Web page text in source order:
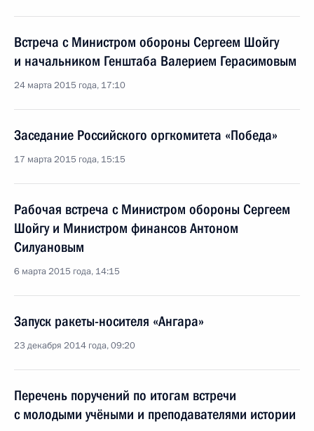
Встреча с Министром обороны Сергеем Шойгу
и начальником Генштаба Валерием Герасимовым
24 марта 2015 года, 17:10
Заседание Российского оргкомитета «Победа»
17 марта 2015 года, 15:15
Рабочая встреча с Министром обороны Сергеем
Шойгу и Министром финансов Антоном
Силуановым
6 марта 2015 года, 14:15
Запуск ракеты-носителя «Ангара»
23 декабря 2014 года, 09:20
Перечень поручений по итогам встречи
с молодыми учёными и преподавателями истории